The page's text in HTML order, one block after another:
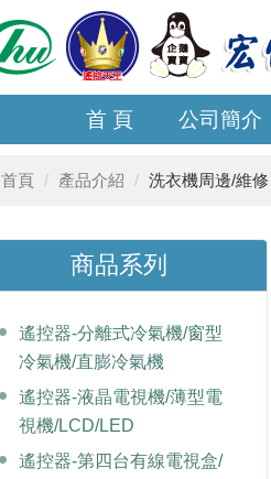
首 頁 公司簡介
首頁 產品介紹 洗衣機周邊/維
商品系列
遙控器-分離式冷氣機/窗型
冷氣機/直膨冷氣機
遙控器-液晶電視機/薄型電
視機/LCD/LED
遙控器-第四台有線電視盒/